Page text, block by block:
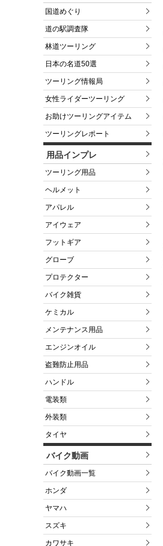
国道めぐり
道の駅調査隊
林道ツーリング
日本の名道50選
ツーリング情報局
女性ライダーツーリング
お助けツーリングアイテム
ツーリングレポート
用品インプレ
ツーリング用品
ヘルメット
アパレル
アイウェア
フットギア
グローブ
プロテクター
バイク雑貨
ケミカル
メンテナンス用品
エンジンオイル
盗難防止用品
ハンドル
電装類
外装類
タイヤ
バイク動画
バイク動画一覧
ホンダ
ヤマハ
スズキ
カワサキ